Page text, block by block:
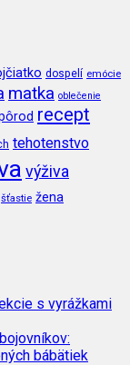
dospelí emócie
matka oblečenie
recept
tehotenstvo
výživa
šťastie žena
s vyrážkami
bábätiek